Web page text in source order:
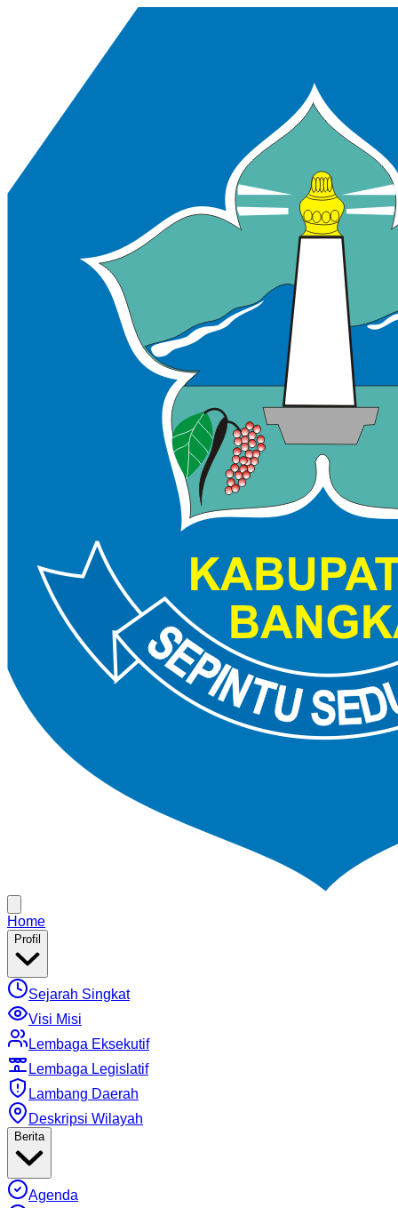
Home
Profil
Sejarah Singkat
Visi Misi
Lembaga Eksekutif
Lembaga Legislatif
Lambang Daerah
Deskripsi Wilayah
Berita
Agenda